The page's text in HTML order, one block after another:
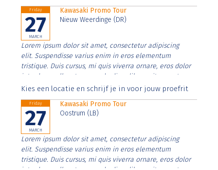
Friday
27
MARCH
Kawasaki Promo Tour
Nieuw Weerdinge (DR)
Lorem ipsum dolor sit amet, consectetur adipiscing
elit. Suspendisse varius enim in eros elementum
tristique. Duis cursus, mi quis viverra ornare, eros dolor
interdum nulla, ut commodo diam libero vitae erat.
Aenean faucibus nibh et justo cursus id rutrum lorem
Kies een locatie en schrijf je in voor jouw proefrit
Friday
27
MARCH
Kawasaki Promo Tour
Oostrum (LB)
Lorem ipsum dolor sit amet, consectetur adipiscing
elit. Suspendisse varius enim in eros elementum
tristique. Duis cursus, mi quis viverra ornare, eros dolor